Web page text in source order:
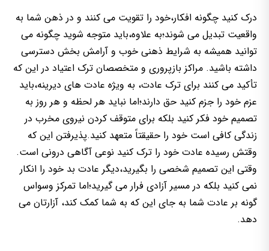
درک کنید چگونه افکار،خود را تقویت می کنند و در ذهن شما به
واقعیت تبدیل می شوند؛به علاوه،باید متوجه شوید چگونه می
توانید همیشه به شرایط ذهنی خوب و آرامش بخش دسترسی
داشته باشید. مراکز بازپروری و متخصصان ترک اعتیاد در این که
تأکید می کنند برای ترک عادت، به ویژه عادت های دیرینه،باید
عزم خود را جزم کنید حق دارند؛اما نباید هر لحظه و هر روز به
تصمیم خود فکر کنید بلکه برای متوقف کردن نیروی مخرب در
زندگی کافی است خود را حقیقتاً متعهد کنید.پذیرفتن این که
وقتش رسیده عادت خود را ترک کنید نوعی آگاهی درونی است.
وقتی این تصمیم شخصی را بگیرید،دیگر عادت بد خود را انکار
نمی کنید بلکه در مسیر آزادی فرار می گیرید؛اما تمرکز وسواس
گونه بر عادت شما به جای این که به شما کمک کند، آزارتان می
دهد.